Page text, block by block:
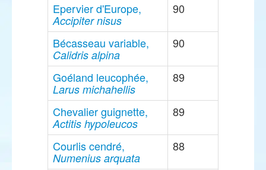
Epervier d'Europe,
Accipiter nisus
90
Bécasseau variable,
Calidris alpina
90
Goéland leucophée,
Larus michahellis
89
Chevalier guignette,
Actitis hypoleucos
89
Courlis cendré,
Numenius arquata
88